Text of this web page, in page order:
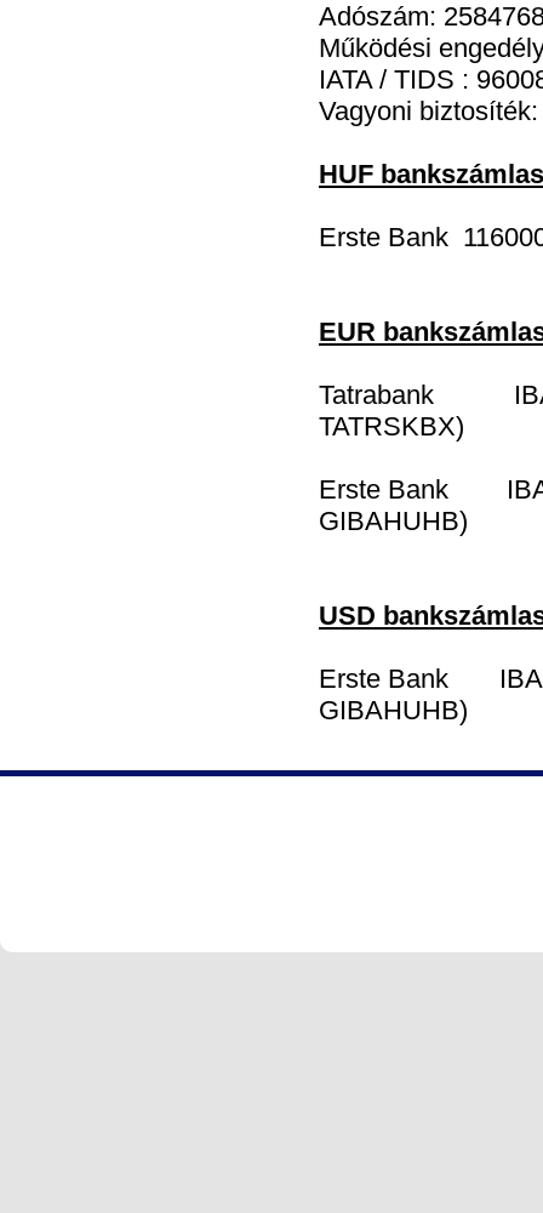
Adószám:
Működési
IATA / TIDS :
Vagyoni
HUF
Erste Bank
EUR
Tatrabank IBAN
TATRSKBX)
Erste Bank IBAN
GIBAHUHB)
USD
Erste Bank IBAN
GIBAHUHB)